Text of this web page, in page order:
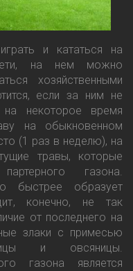
и кататься на
на нем можно
хозяйственными
если за ним не
некоторое время
на обыкновенном
(1 раз в неделю), на
травы, которые
газона.
быстрее образует
конечно, не так
от последнего на
злаки с примесью
и овсяницы.
газона является